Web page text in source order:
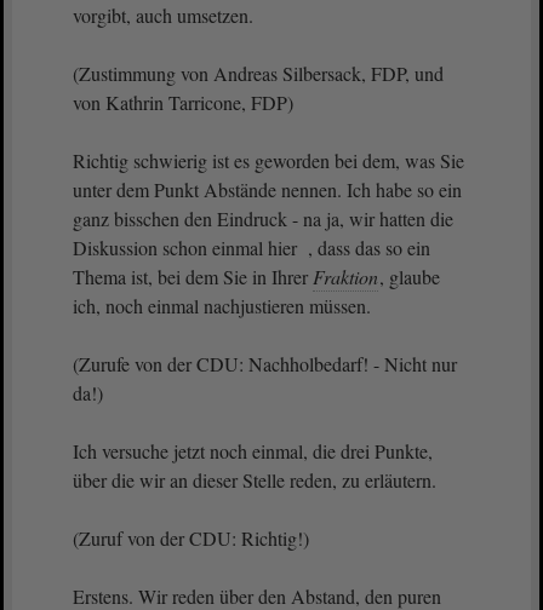
vorgibt, auch umsetzen.
(Zustimmung von Andreas Silbersack, FDP, und
von Kathrin Tarricone, FDP)
Richtig schwierig ist es geworden bei dem, was Sie
unter dem Punkt Abstände nennen. Ich habe so ein
ganz bisschen den Eindruck - na ja, wir hatten die
Diskussion schon einmal hier , dass das so ein
Thema ist, bei dem Sie in Ihrer Fraktion, glaube
ich, noch einmal nachjustieren müssen.
(Zurufe von der CDU: Nachholbedarf! - Nicht nur
da!)
Ich versuche jetzt noch einmal, die drei Punkte,
über die wir an dieser Stelle reden, zu erläutern.
(Zuruf von der CDU: Richtig!)
Erstens. Wir reden über den Abstand, den puren